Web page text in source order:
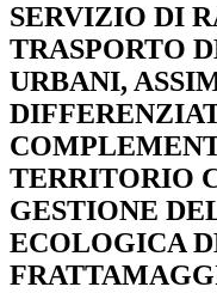
SERVIZIO DI
TRASPORTO
URBANI,
TERRITORIO
GESTIONE
ECOLOGICA